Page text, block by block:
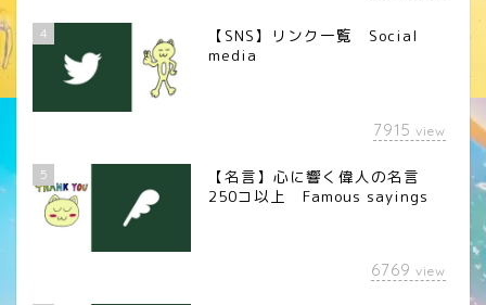
4
【SNS】リンク一覧 Social
media
7915 view
5
【名言】心に響く偉人の名言
250コ以上 Famous sayings
6769 view